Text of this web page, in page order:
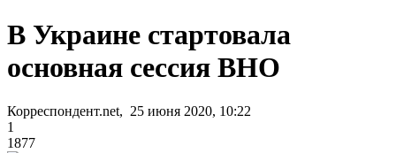
В Украине стартовала
основная сессия ВНО
Корреспондент.net, 25 июня 2020, 10:22
1
1877